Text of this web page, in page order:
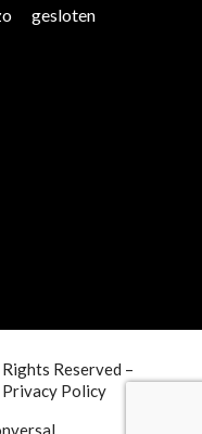
gesloten
Reserved –
Privacy Policy